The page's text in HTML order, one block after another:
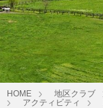
HOME 地区クラブ
アクティビティ